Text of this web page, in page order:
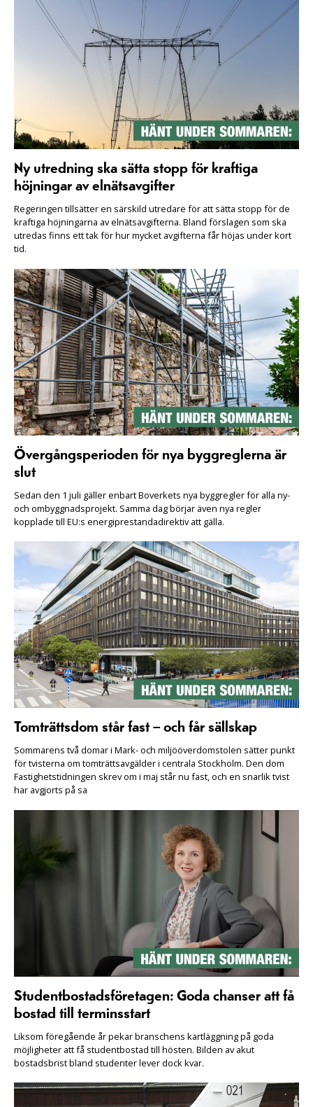
Ny utredning ska sätta stopp för kraftiga
höjningar av elnätsavgifter
Regeringen tillsätter en särskild utredare för att sätta stopp för de
kraftiga höjningarna av elnätsavgifterna. Bland förslagen som ska
utredas finns ett tak för hur mycket avgifterna får höjas under kort
tid.
Övergångsperioden för nya byggreglerna är
slut
Sedan den 1 juli gäller enbart Boverkets nya byggregler för alla ny-
och ombyggnadsprojekt. Samma dag börjar även nya regler
kopplade till EU:s energiprestandadirektiv att gälla.
Tomträttsdom står fast – och får sällskap
Sommarens två domar i Mark- och miljööverdomstolen sätter punkt
för tvisterna om tomträttsavgälder i centrala Stockholm. Den dom
Fastighetstidningen skrev om i maj står nu fast, och en snarlik tvist
har avgjorts på sa
Studentbostadsföretagen: Goda chanser att få
bostad till terminsstart
Liksom föregående år pekar branschens kartläggning på goda
möjligheter att få studentbostad till hösten. Bilden av akut
bostadsbrist bland studenter lever dock kvar.